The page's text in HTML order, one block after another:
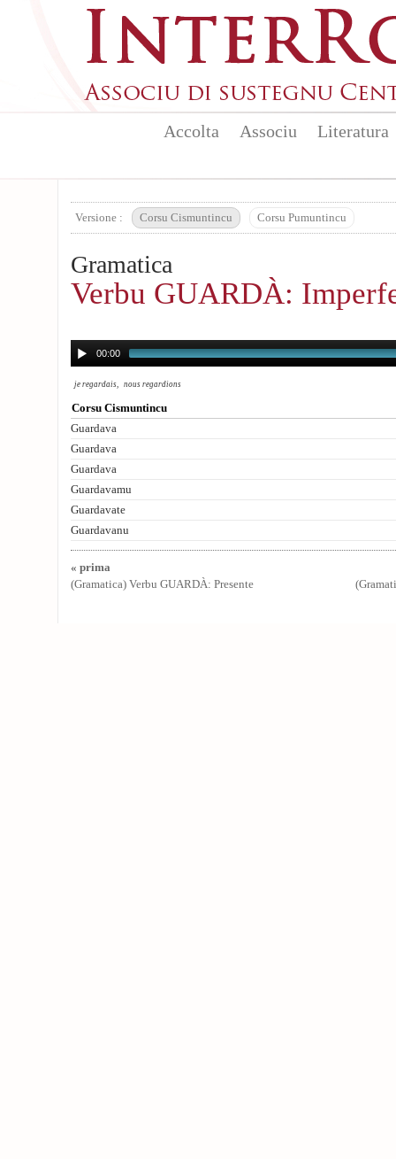
Accolta Associu Literatura
Versione : Corsu Cismuntincu Corsu Pumuntincu
Gramatica
Verbu GUARDÀ:
00:00
je regardais, nous regardions
Corsu Cismuntincu
Guardava
Guardava
Guardava
Guardavamu
Guardavate
Guardavanu
« prima
(Gramatica) Verbu GUARDÀ: Presente